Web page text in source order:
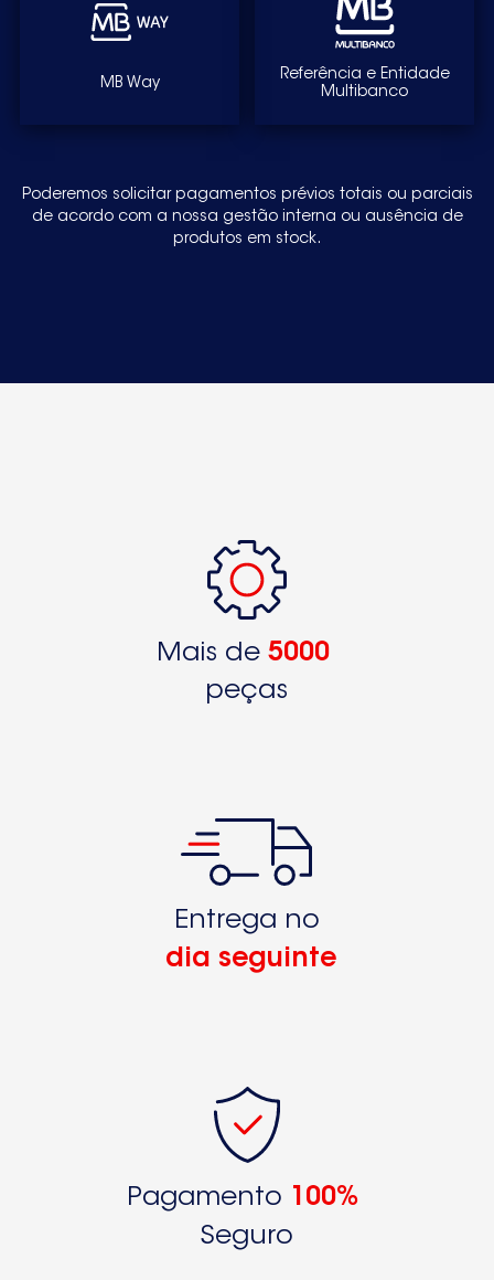
MB Way
Referência e Entidade
Multibanco
Poderemos solicitar pagamentos prévios totais ou parciais
de acordo com a nossa gestão interna ou ausência de
produtos em stock.
Mais de 5000
peças
Entrega no
dia seguinte
Pagamento
100%
Seguro